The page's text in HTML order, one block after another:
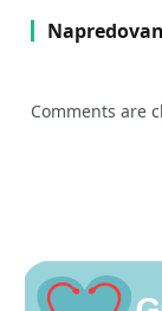
Comments are